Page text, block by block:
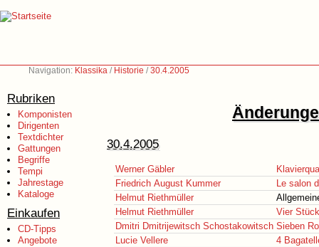
Navigation: Klassika / Historie /30.4.2005
Rubriken
Komponisten
Dirigenten
Textdichter
Gattungen
Begriffe
Tempi
Jahrestage
Kataloge
Einkaufen
CD-Tipps
Angebote
30.4.2005
Werner Gäbler
Friedrich August Kummer
Le salon
Helmut Riethmüller
Helmut Riethmüller
Vier
Dmitri Dmitrijewitsch Schostakowitsch Sieben
Lucie Vellere
4